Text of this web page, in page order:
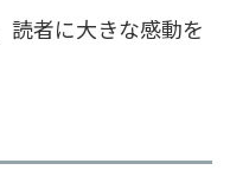
読者に大きな感動を